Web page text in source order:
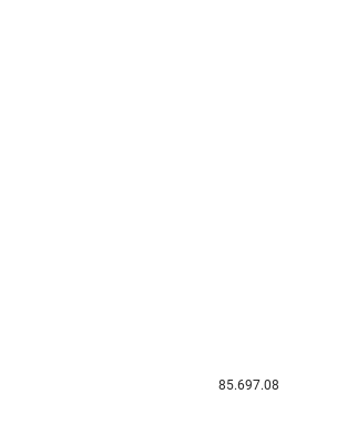
85.697.08